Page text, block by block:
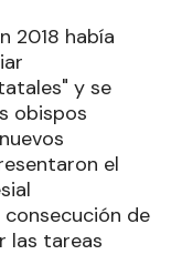
2018 había
y se
obispos
el
consecución de
las tareas